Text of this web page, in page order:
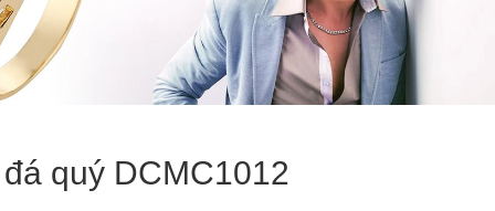
quý DCMC1012